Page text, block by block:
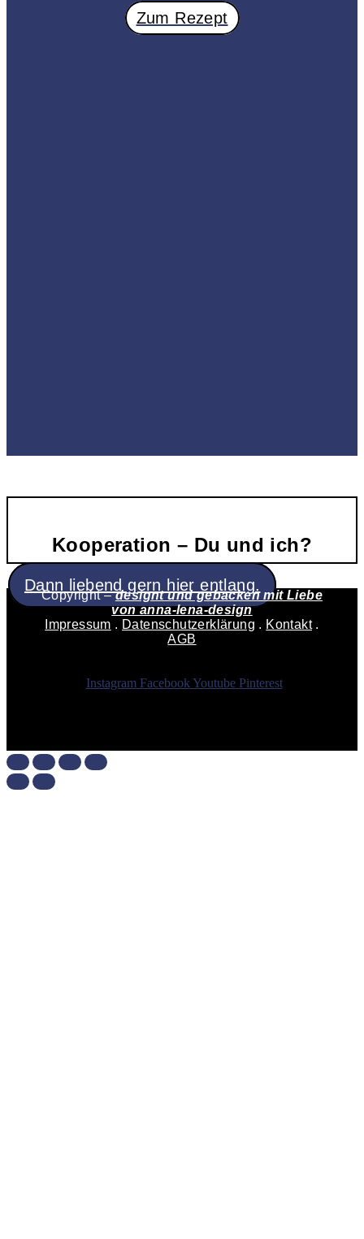
Zum Rezept
Kooperation – Du und ich?
Dann liebend gern hier entlang.
Copyright –designt und gebacken mit Liebe
vonanna-lena-design
Impressum . Datenschutzerklärung . Kontakt.
AGB
Instagram Facebook Youtube Pinterest